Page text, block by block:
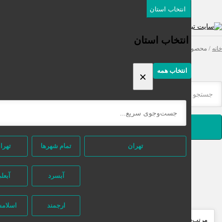
انتخاب استان
انتخاب استان
انتخاب همه ×
تهران تمام شهر‌ها تهران
ارجمند اسلامشهر
برچسب خورده “جاسوییچی مازندران”
جستجو